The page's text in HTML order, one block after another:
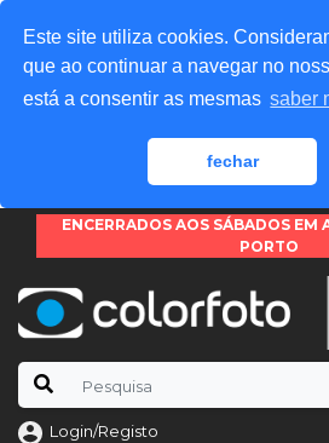
Este site utiliza cookies.
que ao continuar a navegar no
está a consentir as mesmas saber
fechar
ENCERRADOS AOS SÁBADOS EM
PORTO
Login/Registo